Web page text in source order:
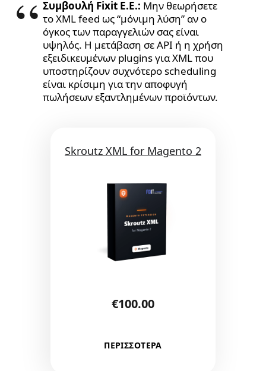
Συμβουλή Fixit E.E.: Μην θεωρήσετε
το XML feed ως “μόνιμη λύση” αν ο
όγκος των παραγγελιών σας είναι
υψηλός. Η μετάβαση σε API ή η χρήση
εξειδικευμένων plugins για XML που
υποστηρίζουν συχνότερο scheduling
είναι κρίσιμη για την αποφυγή
πωλήσεων εξαντλημένων προϊόντων.
Skroutz XML for Magento 2
€100.00
ΠΕΡΙΣΣΟΤΕΡΑ